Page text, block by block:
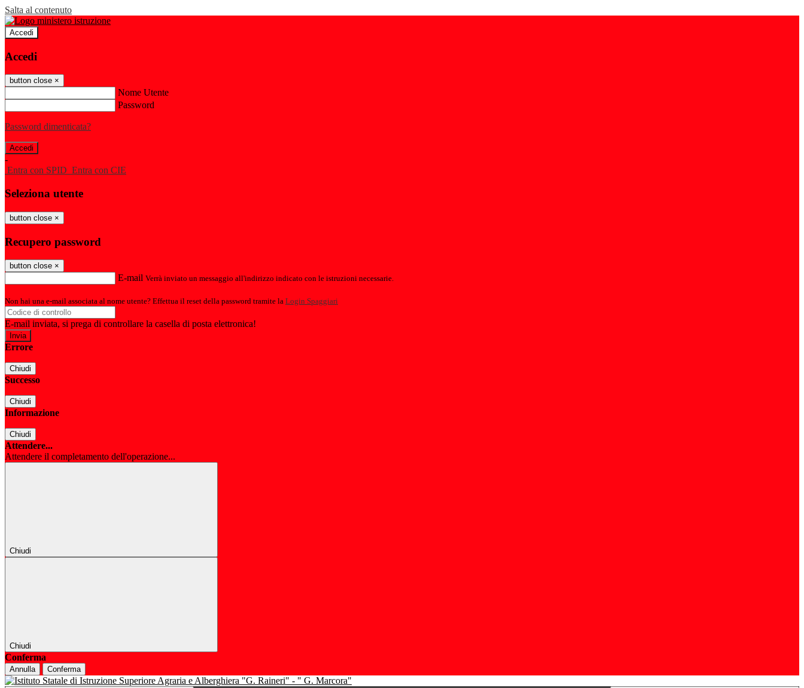
Salta al contenuto
Accedi
Accedi
button close ×
Nome Utente
Password
Password dimenticata?
-
Entra con SPID Entra con CIE
Seleziona utente
button close ×
Recupero password
button close ×
E-mail Verrà inviato un messaggio all'indirizzo indicato con le istruzioni necessarie.
Non hai una e-mail associata al nome utente? Effettua il reset della password tramite la Login Spaggiari
E-mail inviata, si prega di controllare la casella di posta elettronica!
Errore
Chiudi
Successo
Chiudi
Informazione
Chiudi
Attendere...
Attendere il completamento dell'operazione...
Chiudi
Chiudi
Conferma
Annulla Conferma